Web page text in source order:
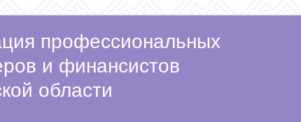
профессиональных
и финансистов
области